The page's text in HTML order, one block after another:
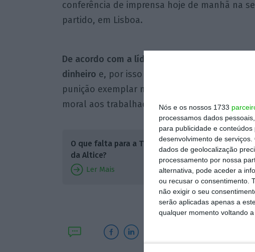
Nós e os nossos 1733
processamos dados
para publicidade e
desenvolvimento de serviços.
dados de geolocalização
processamento por nossa
alternativa, pode aceder a
ou recusar o consentimento.
não exigir o seu
serão aplicadas apenas a
qualquer momento voltando
conferência de imprensa hoje de manhã na
partido, em Lisboa.
De acordo com a líder bloquista, o único
dinheiro e, por isso é necessário que
punição exemplar no nosso país”, referindo-
moral aos trabalhadores e de despedimento
O que falta para a TVI ser
da Altice?
Ler Mais
Cento e
passaram a
empresas
âmbito de um
operadora de